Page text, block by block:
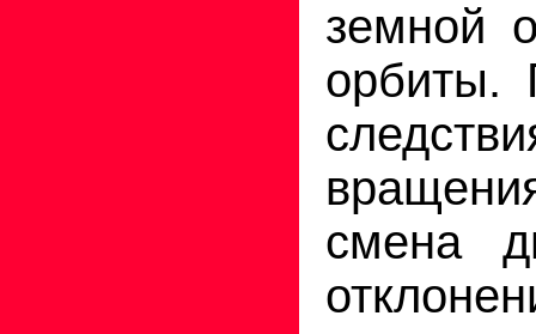
земной
орбиты.
смена